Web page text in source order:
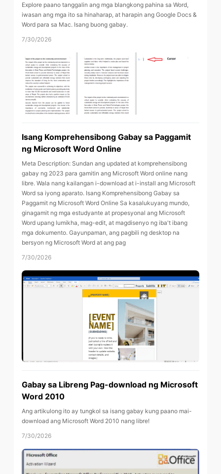
Explore paano tanggalin ang mga blangkong pahina sa Word,
iwasan ang mga ito sa hinaharap, at harapin ang Google Docs &
Word para sa Mac. Isang buong gabay.
7/30/2026
Isang Komprehensibong Gabay sa Paggamit
ng Microsoft Word Online
Meta Description: Sundan ang updated at komprehensibong
gabay ng 2023 para gamitin ang Microsoft Word online nang
libre. Wala nang kailangan i-download at i-install ang Microsoft
Word sa iyong aparato. Isang Komprehensibong Gabay sa
Paggamit ng Microsoft Word Online Sa kasalukuyang mundo,
ginagamit ng mga estudyante at propesyonal ang Microsoft
Word upang lumikha, mag-edit, at magdisenyo ng iba't ibang
mga dokumento. Gayunpaman, ang pagbili ng desktop na
bersyon ng Microsoft Word at ang pag
7/30/2026
Gabay sa Libreng Pag-download ng Microsoft
Word 2010
Ang artikulong ito ay tungkol sa isang gabay kung paano mai-
download ang Microsoft Word 2010 nang libre!
7/30/2026